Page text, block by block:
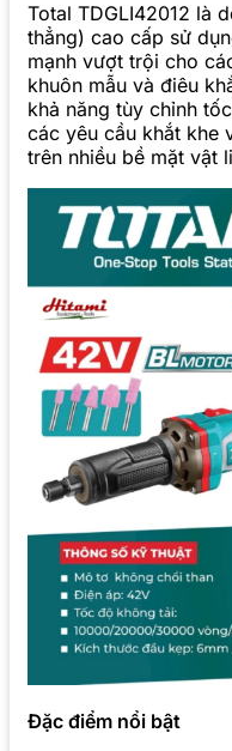
Total TDGLI42012 là
thẳng) cao cấp sử
mạnh vượt trội cho
khuôn mẫu và điêu
khả năng tùy chỉnh
các yêu cầu khắt khe
trên nhiều bề mặt vật
Đặc điểm nổi bật